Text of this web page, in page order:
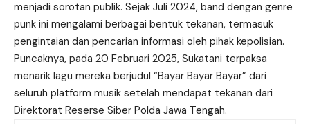
menjadi sorotan publik. Sejak Juli 2024, band dengan genre
punk ini mengalami berbagai bentuk tekanan, termasuk
pengintaian dan pencarian informasi oleh pihak kepolisian.
Puncaknya, pada 20 Februari 2025, Sukatani terpaksa
menarik lagu mereka berjudul “Bayar Bayar Bayar” dari
seluruh platform musik setelah mendapat tekanan dari
Direktorat Reserse Siber Polda Jawa Tengah.